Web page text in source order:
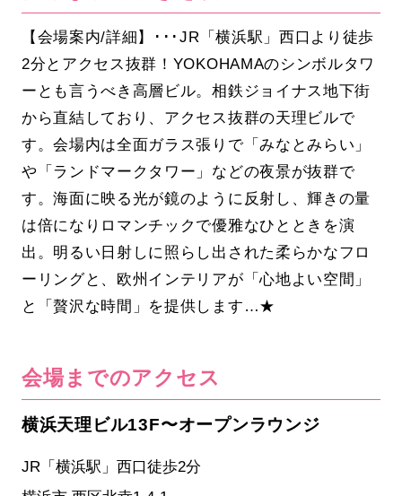
【会場案内/詳細】･･･JR「横浜駅」西口より徒歩
2分とアクセス抜群！YOKOHAMAのシンボルタワ
ーとも言うべき高層ビル。相鉄ジョイナス地下街
から直結しており、アクセス抜群の天理ビルで
す。会場内は全面ガラス張りで「みなとみらい」
や「ランドマークタワー」などの夜景が抜群で
す。海面に映る光が鏡のように反射し、輝きの量
は倍になりロマンチックで優雅なひとときを演
出。明るい日射しに照らし出された柔らかなフロ
ーリングと、欧州インテリアが「心地よい空間」
と「贅沢な時間」を提供します…★
会場までのアクセス
横浜天理ビル13F〜オープンラウンジ
JR「横浜駅」西口徒歩2分